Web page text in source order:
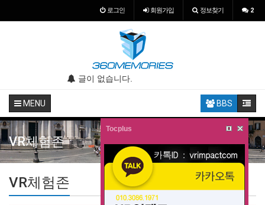
로그인 회원가입 정보찾기 2
글이 없습니다.
MENU BBS
VR체험존
VR체험존
Tocplus